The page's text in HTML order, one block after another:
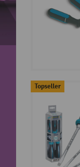
Topseller